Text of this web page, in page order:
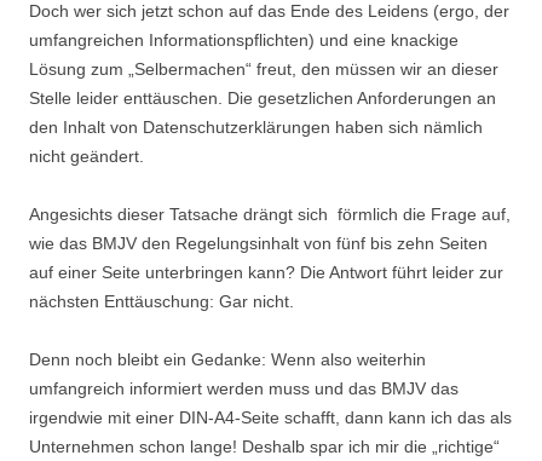
Doch wer sich jetzt schon auf das Ende des Leidens (ergo, der
umfangreichen Informationspflichten) und eine knackige
Lösung zum „Selbermachen“ freut, den müssen wir an dieser
Stelle leider enttäuschen. Die gesetzlichen Anforderungen an
den Inhalt von Datenschutzerklärungen haben sich nämlich
nicht geändert.
Angesichts dieser Tatsache drängt sich förmlich die Frage auf,
wie das BMJV den Regelungsinhalt von fünf bis zehn Seiten
auf einer Seite unterbringen kann? Die Antwort führt leider zur
nächsten Enttäuschung: Gar nicht.
Denn noch bleibt ein Gedanke: Wenn also weiterhin
umfangreich informiert werden muss und das BMJV das
irgendwie mit einer DIN-A4-Seite schafft, dann kann ich das als
Unternehmen schon lange! Deshalb spar ich mir die „richtige“